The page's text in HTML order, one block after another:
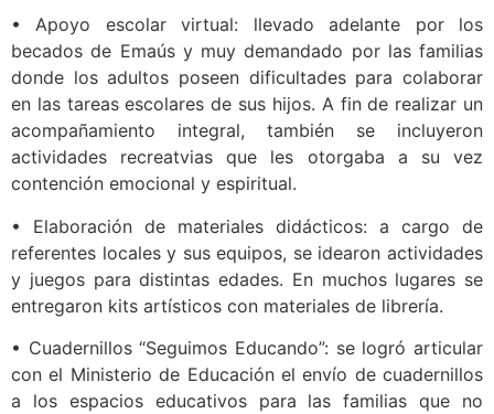
• Apoyo escolar virtual: llevado adelante por los
becados de Emaús y muy demandado por las familias
donde los adultos poseen dificultades para colaborar
en las tareas escolares de sus hijos. A fin de realizar un
acompañamiento integral, también se incluyeron
actividades recreatvias que les otorgaba a su vez
contención emocional y espiritual.
• Elaboración de materiales didácticos: a cargo de
referentes locales y sus equipos, se idearon actividades
y juegos para distintas edades. En muchos lugares se
entregaron kits artísticos con materiales de librería.
• Cuadernillos “Seguimos Educando”: se logró articular
con el Ministerio de Educación el envío de cuadernillos
a los espacios educativos para las familias que no